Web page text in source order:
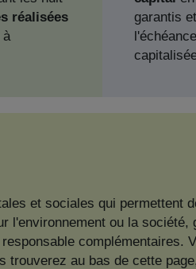
réalisées
à
garantis
et sociales qui permettent
l'environnement ou la
complémentaires.
trouverez au bas de cette